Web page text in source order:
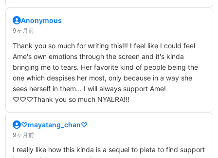
Anonymous
9ヶ月前
Thank you so much for writing this!!! I feel like I could feel
Ame's own emotions through the screen and it's kinda
bringing me to tears. Her favorite kind of people being the
one which despises her most, only because in a way she
sees herself in them... I will always support Ame!
♡♡♡Thank you so much NYALRA!!!
♡mayatang_chan♡
9ヶ月前
I really like how this kinda is a sequel to pieta to find support